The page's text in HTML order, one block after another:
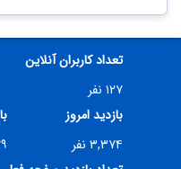
تعداد کاربران آنلاین
۱۲۷ نفر
بازدید امروز
۳,۳۷۴ نفر